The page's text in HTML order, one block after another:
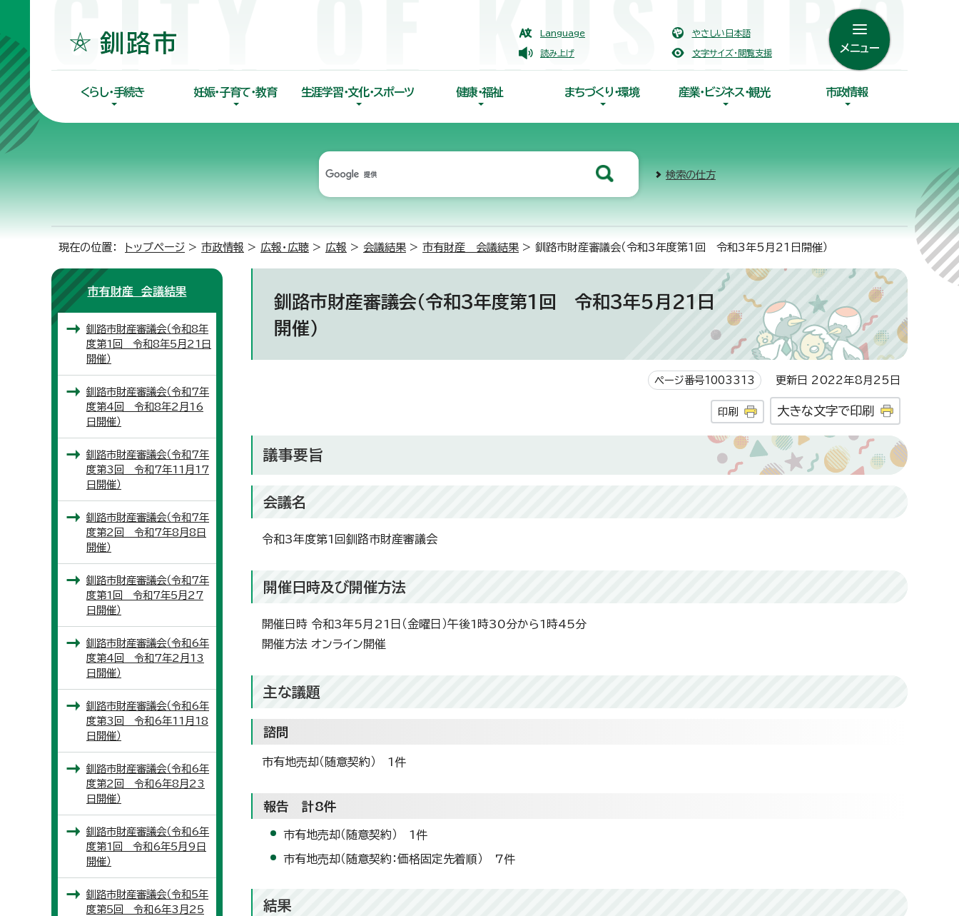
Language やさしい日本語
読み上げ 文字サイズ・閲覧支援 メニュー
くらし・手続き 妊娠・子育て・教育 生涯学習・文化・スポーツ 健康・福祉 まちづくり・環境 産業・ビジネス・観光 市政情報
検索の仕方
現在の位置： トップページ > 市政情報 > 広報・広聴 > 広報 > 会議結果 > 市有財産 会議結果 > 釧路市財産審議会（令和3年度第1回 令和3年5月21日開催）
釧路市財産審議会（令和3年度第1回 令和3年5月21日
開催）
ページ番号1003313 更新日 2022年8月25日
印刷 大きな文字で印刷
議事要旨
会議名
令和3年度第1回釧路市財産審議会
開催日時及び開催方法
開催日時 令和3年5月21日（金曜日）午後1時30分から1時45分
開催方法 オンライン開催
主な議題
諮問
市有地売却（随意契約） 1件
報告 計8件
市有地売却（随意契約） 1件
市有地売却（随意契約：価格固定先着順） 7件
結果
市有財産 会議結果
釧路市財産審議会（令和8年
度第1回 令和8年5月21日
開催）
釧路市財産審議会（令和7年
度第4回 令和8年2月16
日開催）
釧路市財産審議会（令和7年
度第3回 令和7年11月17
日開催）
釧路市財産審議会（令和7年
度第2回 令和7年8月8日
開催）
釧路市財産審議会（令和7年
度第1回 令和7年5月27
日開催）
釧路市財産審議会（令和6年
度第4回 令和7年2月13
日開催）
釧路市財産審議会（令和6年
度第3回 令和6年11月18
日開催）
釧路市財産審議会（令和6年
度第2回 令和6年8月23
日開催）
釧路市財産審議会（令和6年
度第1回 令和6年5月9日
開催）
釧路市財産審議会（令和5年
度第5回 令和6年3月25